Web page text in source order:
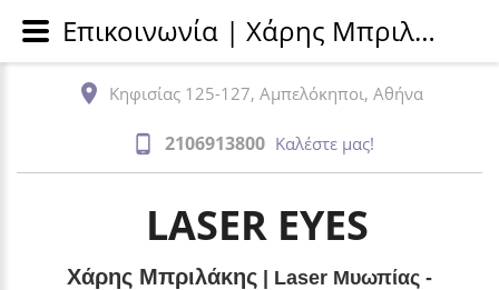
Κηφισίας 125-127, Αμπελόκηποι, Αθήνα
2106913800 Καλέστε μας!
LASER EYES
Χάρης Μπριλάκης | Laser Μυωπίας -
Επικοινωνία | Χάρης Μπριλάκης - Laser Μυωπίας - Καταρράκτης - Κερατοειδής